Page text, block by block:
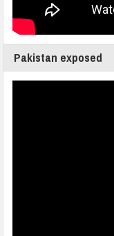
Pakistan exposed